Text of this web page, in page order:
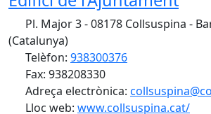
Pl. Major 3 - 08178 Collsuspina -
(Catalunya)
Telèfon: 938300376
Fax: 938208330
Adreça electrònica:
Lloc web: www.collsuspina.cat/